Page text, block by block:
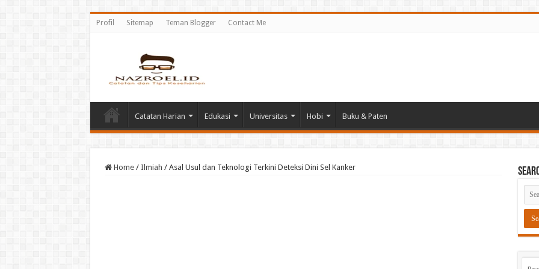
Profil Sitemap Teman Blogger Contact Me
Catatan Harian Edukasi Universitas Hobi Buku & Paten
Home / Ilmiah / Asal Usul dan Teknologi Terkini Deteksi Dini Sel Kanker